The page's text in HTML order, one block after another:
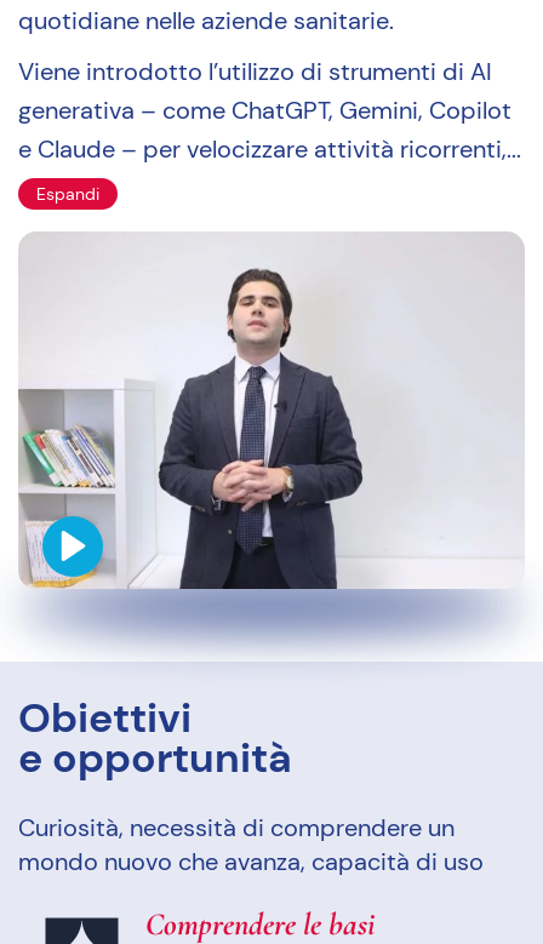
quotidiane nelle aziende sanitarie.
Viene introdotto l’utilizzo di strumenti di AI
generativa – come ChatGPT, Gemini, Copilot
e Claude – per velocizzare attività ricorrenti,...
Espandi
Obiettivi
e opportunità
Curiosità, necessità di comprendere un
mondo nuovo che avanza, capacità di uso
Comprendere le basi